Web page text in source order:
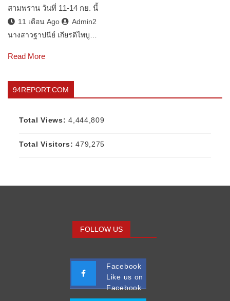
สามพราน วันที่ 11-14 กย. นี้
11 เดือน Ago
Admin2
นางสาวฐาปนีย์ เกียรติไพบู…
Read More
94REPORT.COM
Total Views:4,444,809
Total Visitors:479,275
FOLLOW US
Facebook
Like us on
Facebook